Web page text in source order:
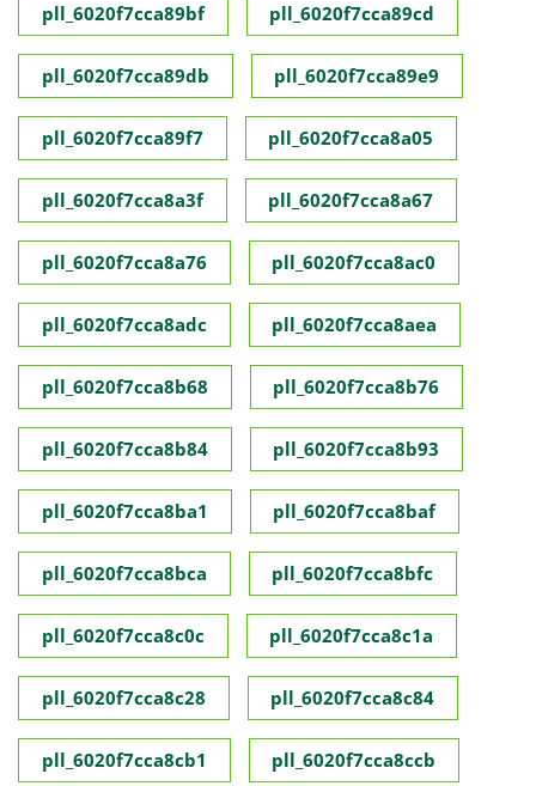
pll_6020f7cca89bf pll_6020f7cca89cd
pll_6020f7cca89db pll_6020f7cca89e9
pll_6020f7cca89f7 pll_6020f7cca8a05
pll_6020f7cca8a3f pll_6020f7cca8a67
pll_6020f7cca8a76 pll_6020f7cca8ac0
pll_6020f7cca8adc pll_6020f7cca8aea
pll_6020f7cca8b68 pll_6020f7cca8b76
pll_6020f7cca8b84 pll_6020f7cca8b93
pll_6020f7cca8ba1 pll_6020f7cca8baf
pll_6020f7cca8bca pll_6020f7cca8bfc
pll_6020f7cca8c0c pll_6020f7cca8c1a
pll_6020f7cca8c28 pll_6020f7cca8c84
pll_6020f7cca8cb1 pll_6020f7cca8ccb